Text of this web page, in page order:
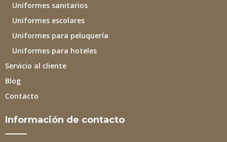
Uniformes sanitarios
Uniformes escolares
Uniformes para peluquería
Uniformes para hoteles
Servicio al cliente
Blog
Contacto
Información de contacto